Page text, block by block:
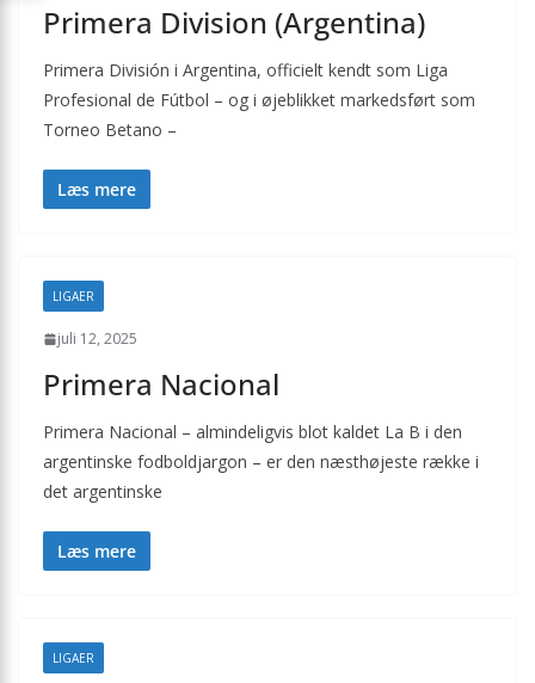
Primera Division (Argentina)
Primera División i Argentina, officielt kendt som Liga
Profesional de Fútbol – og i øjeblikket markedsført som
Torneo Betano –
Læs mere
LIGAER
juli 12, 2025
Primera Nacional
Primera Nacional – almindeligvis blot kaldet La B i den
argentinske fodboldjargon – er den næsthøjeste række i
det argentinske
Læs mere
LIGAER